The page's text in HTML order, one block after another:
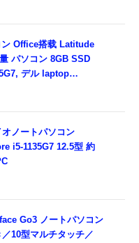
付属/ 180日保証（メモリ
Office搭载 Latitude
パソコン 8GB SSD
デル laptop
オノートパソコン
i5-1135G7 12.5型 約
Go3 ノートパソコン
10型マルチタッチ／